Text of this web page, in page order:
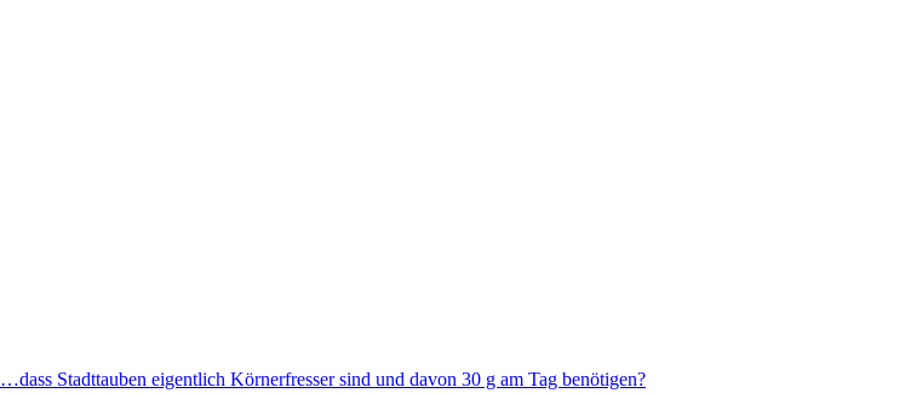
…dass Stadttauben eigentlich Körnerfresser sind und davon 30 g am Tag benötigen?